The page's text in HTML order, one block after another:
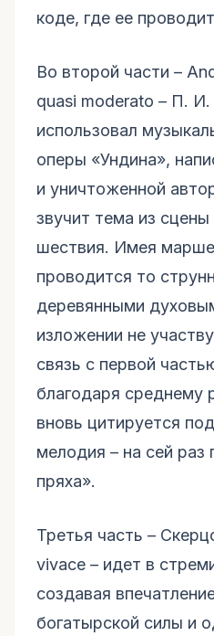
коде, где ее
Во второй части –
quasi moderato – П. И.
использовал
оперы «Ундина»,
и уничтоженной
звучит тема из сцены
шествия. Имея
проводится то
деревянными
изложении не
связь с первой
благодаря среднему
вновь цитируется
мелодия – на сей
пряха».
Третья часть –
vivace – идет в
создавая
богатырской силы и